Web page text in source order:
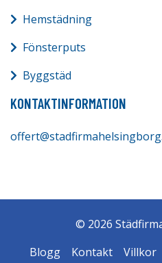
Hemstädning
Fönsterputs
Byggstäd
KONTAKTINFORMATION
© 2026
Blogg
Kontakt Villkor